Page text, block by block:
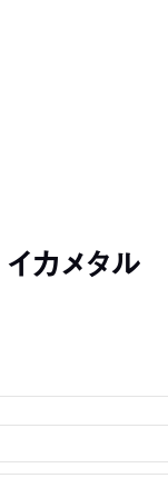
カメタル